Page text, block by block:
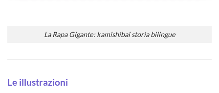
La Rapa Gigante: kamishibai storia bilingue
Le illustrazioni